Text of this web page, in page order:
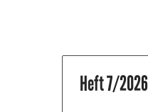
Heft 7/2026